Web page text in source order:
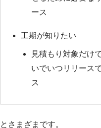
ース
工期が知りたい
見積もり対象だけ
いでいつリリース
ス
とさまざまです。